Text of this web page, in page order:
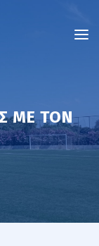
ΜΕ ΤΟΝ